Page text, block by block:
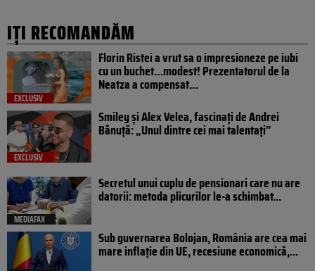
IȚI RECOMANDĂM
EXCLUSIV
Florin Ristei a vrut sa o impresioneze pe iubi
cu un buchet…modest! Prezentatorul de la
Neatza a compensat…
EXCLUSIV
Smiley și Alex Velea, fascinați de Andrei
Bănuță: „Unul dintre cei mai talentați”
MEDIAFAX
Secretul unui cuplu de pensionari care nu are
datorii: metoda plicurilor le-a schimbat...
Sub guvernarea Bolojan, România are cea mai
mare inflație din UE, recesiune economică,...